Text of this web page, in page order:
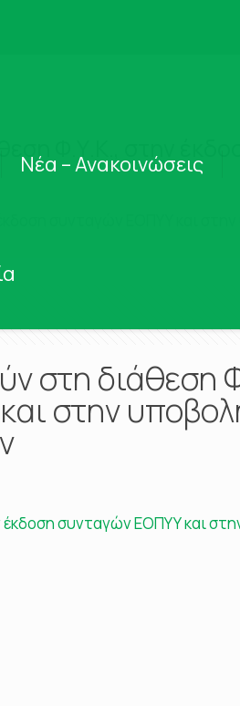
Νέα – Ανακοινώσεις
Φ.Υ.Κ., στην
στη διάθεση
στην
συνταγών ΕΟΠΥΥ και